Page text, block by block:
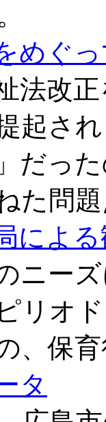
めぐ
法改
起さ
だっ
た問
によ
ニー
リオ
、保
タ